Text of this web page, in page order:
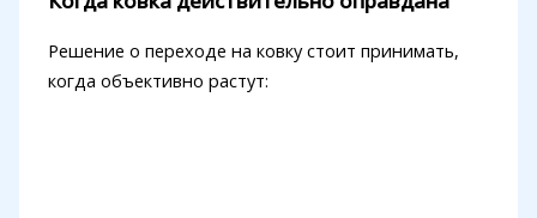
Решение о переходе на ковку стоит принимать,
когда объективно растут: